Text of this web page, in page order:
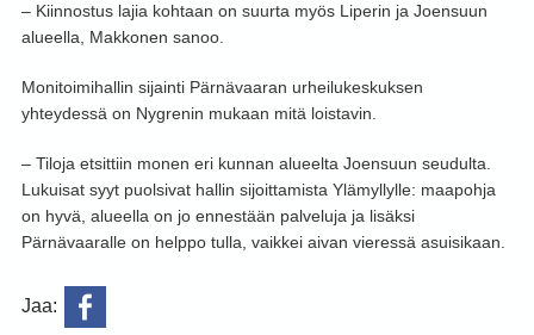
– Kiinnostus lajia kohtaan on suurta myös Liperin ja Joensuun
alueella, Makkonen sanoo.
Monitoimihallin sijainti Pärnävaaran urheilukeskuksen
yhteydessä on Nygrenin mukaan mitä loistavin.
– Tiloja etsittiin monen eri kunnan alueelta Joensuun seudulta.
Lukuisat syyt puolsivat hallin sijoittamista Ylämyllylle: maapohja
on hyvä, alueella on jo ennestään palveluja ja lisäksi
Pärnävaaralle on helppo tulla, vaikkei aivan vieressä asuisikaan.
Jaa: